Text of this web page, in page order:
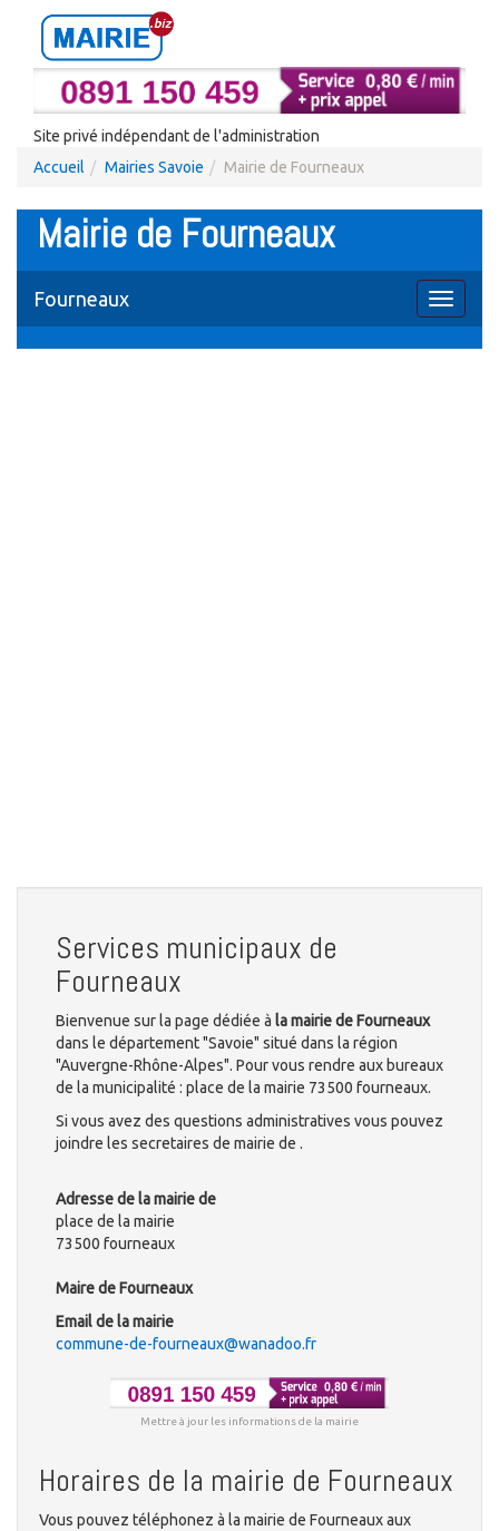
Site privé indépendant de l'administration
Accueil
Mairies Savoie Mairie de Fourneaux
Mairie de Fourneaux
Toggle
Fourneaux
Services municipaux de
Fourneaux
Bienvenue sur la page dédiée à la mairie de Fourneaux
dans le département "Savoie" situé dans la région
"Auvergne-Rhône-Alpes". Pour vous rendre aux bureaux
de la municipalité : place de la mairie 73500 fourneaux.
Si vous avez des questions administratives vous pouvez
joindre les secretaires de mairie de .
Adresse de la mairie de
place de la mairie
73500 fourneaux
Maire de Fourneaux
Email de la mairie
commune-de-fourneaux@wanadoo.fr
Mettre à jour les informations de la mairie
Horaires de la mairie de Fourneaux
Vous pouvez téléphonez à la mairie de Fourneaux aux